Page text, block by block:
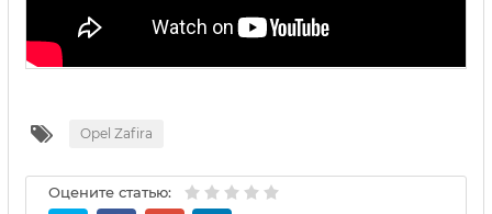
Opel Zafira
Оцените статью: